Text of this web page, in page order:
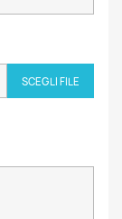
SCEGLI FILE